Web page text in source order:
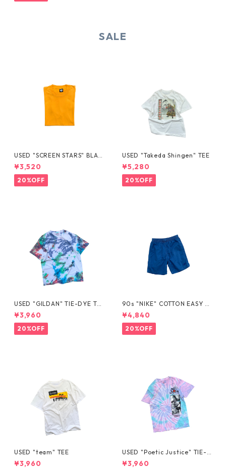
SALE
USED "SCREEN STARS" BLAN
K TEE
¥3,520
20%OFF
USED "Takeda Shingen" TEE
¥5,280
20%OFF
USED "GILDAN" TIE-DYE TE
E
¥3,960
20%OFF
90s "NIKE" COTTON EASY S
HORTS
¥4,840
20%OFF
USED "team" TEE
¥3,960
USED "Poetic Justice" TIE-D
YE TEE
¥3,960